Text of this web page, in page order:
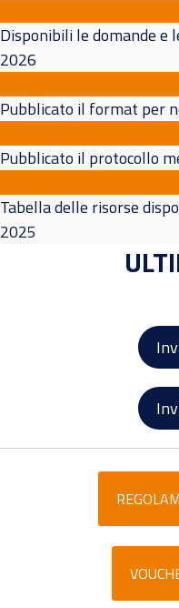
Disponibili le domande e
2026
Pubblicato il format per
Pubblicato il protocollo
Tabella delle risorse
2025